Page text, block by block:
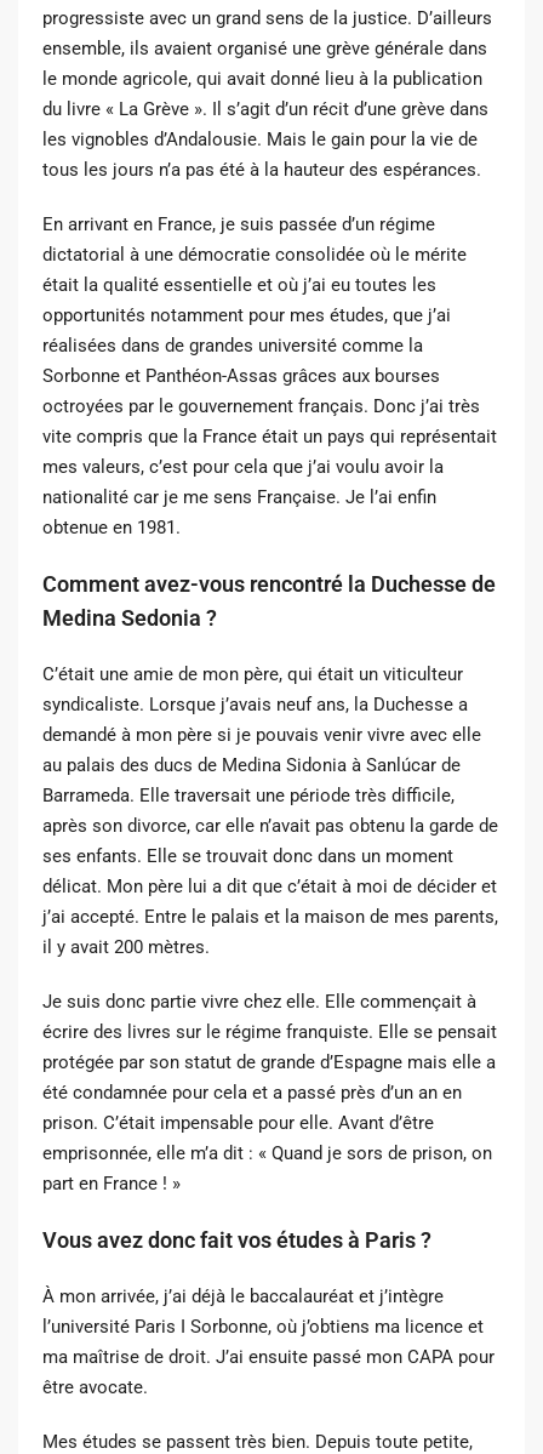
progressiste avec un grand sens de la justice. D’ailleurs
ensemble, ils avaient organisé une grève générale dans
le monde agricole, qui avait donné lieu à la publication
du livre « La Grève ». Il s’agit d’un récit d’une grève dans
les vignobles d’Andalousie. Mais le gain pour la vie de
tous les jours n’a pas été à la hauteur des espérances.
En arrivant en France, je suis passée d’un régime
dictatorial à une démocratie consolidée où le mérite
était la qualité essentielle et où j’ai eu toutes les
opportunités notamment pour mes études, que j’ai
réalisées dans de grandes université comme la
Sorbonne et Panthéon-Assas grâces aux bourses
octroyées par le gouvernement français. Donc j’ai très
vite compris que la France était un pays qui représentait
mes valeurs, c’est pour cela que j’ai voulu avoir la
nationalité car je me sens Française. Je l’ai enfin
obtenue en 1981.
Comment avez-vous rencontré la Duchesse de
Medina Sedonia ?
C’était une amie de mon père, qui était un viticulteur
syndicaliste. Lorsque j’avais neuf ans, la Duchesse a
demandé à mon père si je pouvais venir vivre avec elle
au palais des ducs de Medina Sidonia à Sanlúcar de
Barrameda. Elle traversait une période très difficile,
après son divorce, car elle n’avait pas obtenu la garde de
ses enfants. Elle se trouvait donc dans un moment
délicat. Mon père lui a dit que c’était à moi de décider et
j’ai accepté. Entre le palais et la maison de mes parents,
il y avait 200 mètres.
Je suis donc partie vivre chez elle. Elle commençait à
écrire des livres sur le régime franquiste. Elle se pensait
protégée par son statut de grande d’Espagne mais elle a
été condamnée pour cela et a passé près d’un an en
prison. C’était impensable pour elle. Avant d’être
emprisonnée, elle m’a dit : « Quand je sors de prison, on
part en France ! »
Vous avez donc fait vos études à Paris ?
À mon arrivée, j’ai déjà le baccalauréat et j’intègre
l’université Paris I Sorbonne, où j’obtiens ma licence et
ma maîtrise de droit. J’ai ensuite passé mon CAPA pour
être avocate.
Mes études se passent très bien. Depuis toute petite,